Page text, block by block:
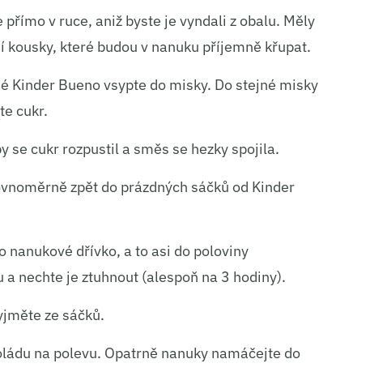
v ruce, aniž byste je vyndali z obalu. Měly
kousky, které budou v nanuku příjemně křupat.
Kinder Bueno vsypte do misky. Do stejné misky
cukr.
se cukr rozpustil a směs se hezky spojila.
zpět do prázdných sáčků od Kinder
nanukové dřívko, a to asi do poloviny
nechte je ztuhnout (alespoň na 3 hodiny).
ze sáčků.
na polevu. Opatrně nanuky namáčejte do